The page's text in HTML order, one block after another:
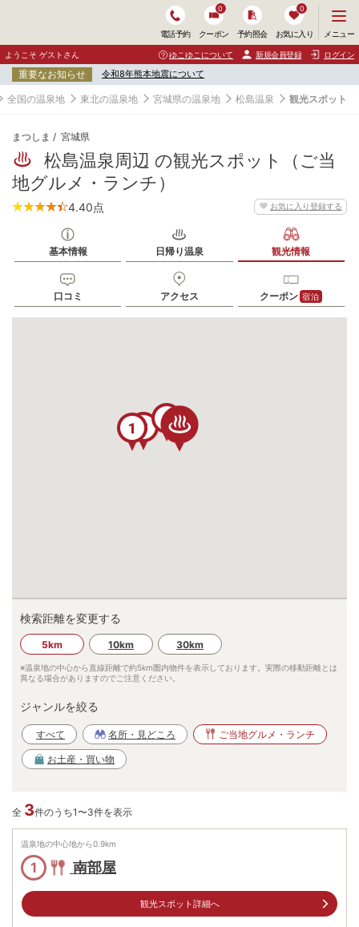
電話予約 クーポン
0
予約照会 お気に入り
0
ニ
ュ
ー
開
く
メニュー
ようこそ ゲストさん ゆこゆこについて 新規会員登録 ログイン
重要なお知らせ 令和8年熊本地震について
全国の温泉地 東北の温泉地 宮城県の温泉地 松島温泉 観光スポット
まつしま 宮城県
松島温泉周辺 の観光スポット（ご当
地グルメ・ランチ）
お気に入り登録する
4.40点
基本情報 日帰り温泉 観光情報
口コミ アクセス クーポン 宿泊
1
2
3
検索距離を変更する
5km 10km 30km
※温泉地の中心から直線距離で約5km圏内物件を表示しております。実際の移動距離とは
異なる場合がありますのでご注意ください。
ジャンルを絞る
すべて 名所・見どころ ご当地グルメ・ランチ
お土産・買い物
全 3件のうち1〜3件を表示
温泉地の中心地から0.9km
1 南部屋
観光スポット詳細へ